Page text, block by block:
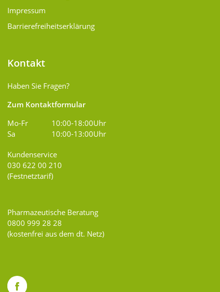
Impressum
Barrierefreiheitserklärung
Kontakt
Haben Sie Fragen?
Zum Kontaktformular
Mo-Fr
10:00-18:00Uhr
Sa
10:00-13:00Uhr
Kundenservice
030 622 00 210
(Festnetztarif)
Pharmazeutische Beratung
0800 999 28 28
(kostenfrei aus dem dt. Netz)